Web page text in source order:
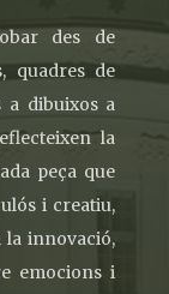
des de
quadres de
a dibuixos a
la
peça que
i creatiu,
la innovació,
emocions i